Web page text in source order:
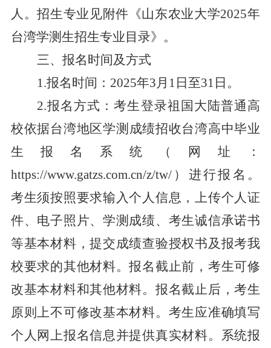
人。招生专业见附件《山东农业大学2025年
台湾学测生招生专业目录》。
三、 报名时间及方式
1.报名时间 ： 2025年3月1日至31日。
2.报名方式：考生登录祖国大陆普通高
校依据台湾地区学测 成绩招收台湾高中毕业
生 报 名 系 统 （ 网址
：
https://www.gatzs.com.cn/z/tw/）进行报名。
考生须按照要求输入个人信息，上传个人证
件、电子照片、学测成绩、考生诚信承诺书
等基本材料，提交成绩查验授权书及报考我
校要求的其他材料。报名截止前，考生可修
改基本材料和其他材料。报名截止后，考生
原则上不可修改基本材料。考生应准确填写
个人网上报名信息并提供真实材料。系统报